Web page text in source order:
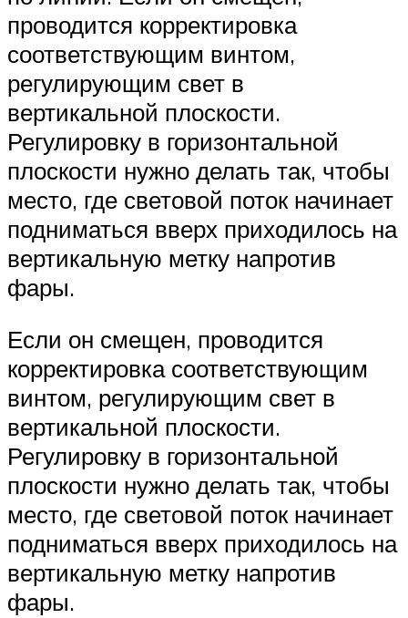
проводится корректировка
соответствующим винтом,
регулирующим свет в
вертикальной плоскости.
Регулировку в горизонтальной
плоскости нужно делать так, чтобы
место, где световой поток начинает
подниматься вверх приходилось на
вертикальную метку напротив
фары.
Если он смещен, проводится
корректировка соответствующим
винтом, регулирующим свет в
вертикальной плоскости.
Регулировку в горизонтальной
плоскости нужно делать так, чтобы
место, где световой поток начинает
подниматься вверх приходилось на
вертикальную метку напротив
фары.